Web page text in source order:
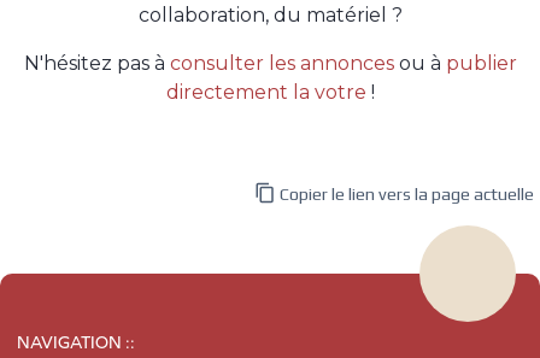
collaboration, du matériel ?
N'hésitez pas à consulter les annoncesou à publier
directement la votre !
 Copier le lien vers la page actuelle
NAVIGATION ::